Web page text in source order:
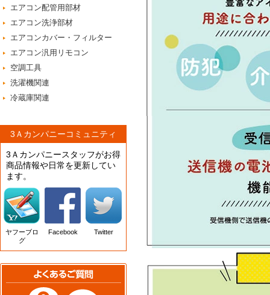
エアコン配管用部材
エアコン洗浄部材
エアコンカバー・フィルター
エアコン汎用リモコン
空調工具
洗濯機関連
冷蔵庫関連
3Ａカンパニーコミュニティ
3Ａカンパニースタッフがお得
商品情報や日常を更新してい
ます。
ヤフーブロ
グ
Facebook Twitter